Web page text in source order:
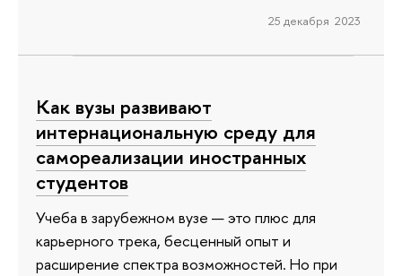
25 декабря 2023
Как вузы развивают
интернациональную среду для
самореализации иностранных
студентов
Учеба в зарубежном вузе — это плюс для
карьерного трека, бесценный опыт и
расширение спектра возможностей. Но при